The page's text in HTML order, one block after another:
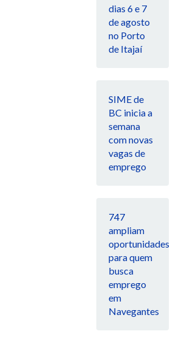
dias 6 e 7
de agosto
no Porto
de Itajaí
SIME de
BC inicia a
semana
com novas
vagas de
emprego
747
ampliam
oportunidades
para quem
busca
emprego
em
Navegantes